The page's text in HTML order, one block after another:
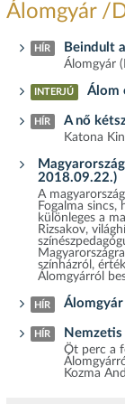
Álomgyár /
HÍR Beindult
Álomgyár
INTERJÚ Álom
HÍR A nő
Katona
2018.09.22.)
A
Fogalma
különleges a
Rizsakov,
színházról,
Álomgyárról
HÍR
HÍR
Öt perc a
Kozma